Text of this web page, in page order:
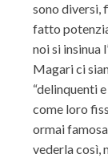
sono diversi,
fatto
noi si insinua
Magari ci
“delinquenti
come loro
ormai
vederla così,